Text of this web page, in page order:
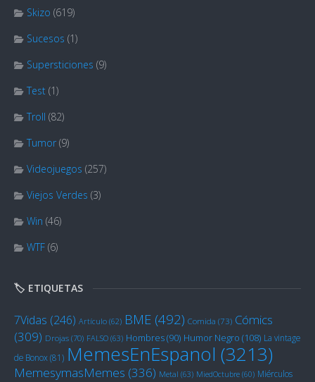
Skizo (619)
Sucesos (1)
Supersticiones (9)
Test (1)
Troll (82)
Tumor (9)
Videojuegos (257)
Viejos Verdes (3)
Win (46)
WTF (6)
🏷️ ETIQUETAS
7Vidas (246) Artículo (62) BME (492) Comida (73) Cómics
(309) Drojas (70) FALSO (63) Hombres(90) Humor Negro (108) La vintage
de Bonox(81) MemesEnEspanol (3213)
MemesymasMemes (336) Metal (63) MiedOctubre (60) Miérculos